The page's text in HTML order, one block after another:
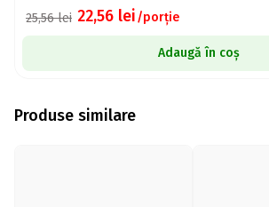
25,56lei 22,56 lei/porție
Adaugă în coș
Produse similare